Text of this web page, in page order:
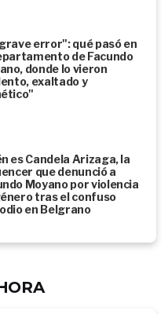
error": qué pasó en
de Facundo
donde lo vieron
exaltado y
es Candela Arizaga, la
que denunció a
Moyano por violencia
tras el confuso
en Belgrano